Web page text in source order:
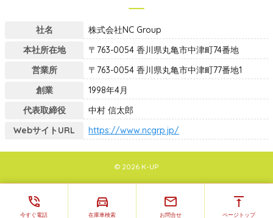
社名
株式会社NC Group
本社所在地
〒763-0054 香川県丸亀市中津町74番地
営業所
〒763-0054 香川県丸亀市中津町77番地1
創業
1998年4月
代表取締役
中村 信太郎
WebサイトURL
https://www.ncgrp.jp/
© 2026 K-UP
phone_in_talk
今すぐ電話
directions_car
在庫車検索
email
お問合せ
vertical_align_top
ページトップ